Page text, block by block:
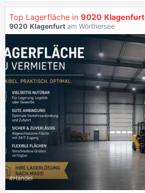
Top Lagerfläche in 9020 Klagenfurt
9020 Klagenfurt am Wörthersee
#Handel